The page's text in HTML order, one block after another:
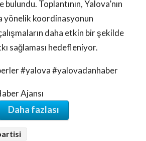
Toplantının, Yalova’nın
yönelik koordinasyonun
daha etkin bir şekilde
sağlaması hedefleniyor.
#yalova #yalovadanhaber
Ajansı
Daha fazlası